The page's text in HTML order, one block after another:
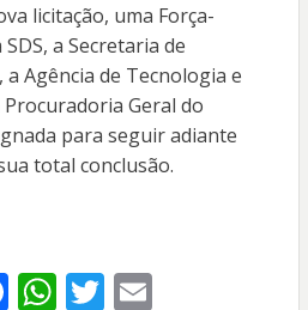
licitação, uma Força-
a Secretaria de
a Agência de Tecnologia e
Geral do
para seguir adiante
total conclusão.
F W T E